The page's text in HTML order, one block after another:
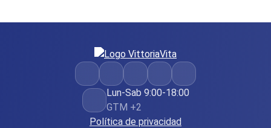
Lun-Sab 9:00-18:00
GTM +2
Política de privacidad